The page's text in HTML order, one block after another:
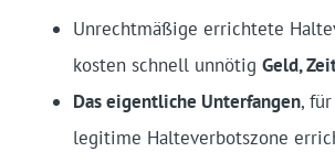
Unrechtmäßige errichtete
kosten schnell unnötig Geld,
Das eigentliche Unterfangen,
legitime Halteverbotszone